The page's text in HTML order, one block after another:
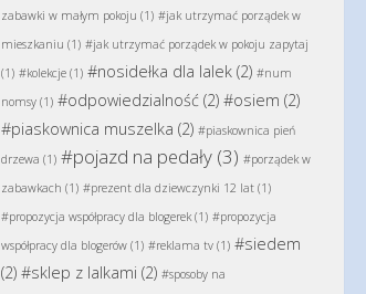
zabawki w małym pokoju (1) #jak utrzymać porządek w
mieszkaniu (1) #jak utrzymać porządek w pokoju zapytaj
(1) #kolekcje (1) #nosidełka dla lalek (2) #num
nomsy (1) #odpowiedzialność (2) #osiem (2)
#piaskownica muszelka (2) #piaskownica pień
drzewa (1) #pojazd na pedały (3) #porządek w
zabawkach (1) #prezent dla dziewczynki 12 lat (1)
#propozycja współpracy dla blogerek(1) #propozycja
współpracy dla blogerów (1) #reklama tv (1) #siedem
(2) #sklep z lalkami (2) #sposoby na